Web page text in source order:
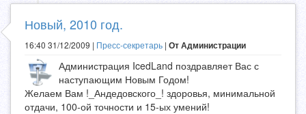
Новый, 2010 год.
16:40 31/12/2009 | Пресс-секретарь | От Администрации
Администрация IcedLand поздравляет Вас с
наступающим Новым Годом!
Желаем Вам !_Андедовского_! здоровья, минимальной
отдачи, 100-ой точности и 15-ых умений!